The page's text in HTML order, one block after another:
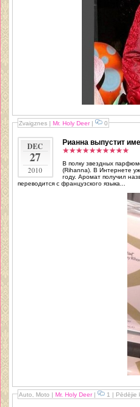
Zvaigznes| Mr. Holy Deer| 0
DEC
27
2010
Рианна выпустит
В полку звездных
(Rihanna). В Интернете
году. Аромат получил название Reb’l Fleur – такая же татуировка красуется на шее Рианны; эта надпись
переводится с французского языка...
Auto, Moto | Mr. Holy Deer| 1 | Pēdējie